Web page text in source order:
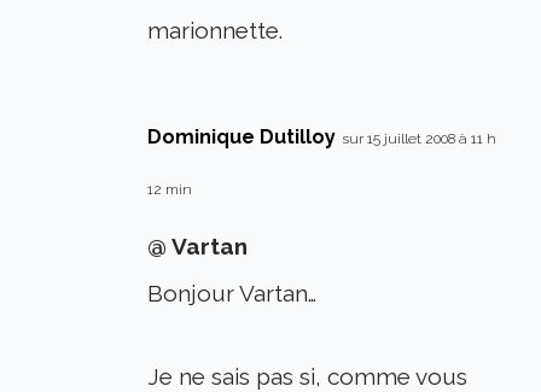
marionnette.
Dominique Dutilloy sur 15 juillet 2008 à 11 h
12 min
@ Vartan
Bonjour Vartan…
Je ne sais pas si, comme vous